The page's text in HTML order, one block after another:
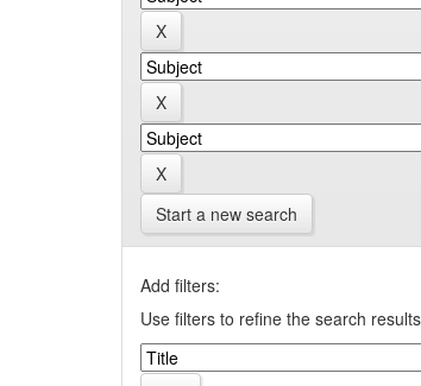
Start a new search
Add filters:
Use filters to refine the search